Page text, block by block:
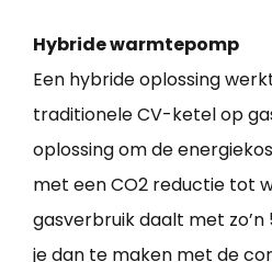
Hybride warmtepomp
Een hybride oplossing
traditionele CV-ketel op
oplossing om de
met een CO2 reductie tot
gasverbruik daalt met zo’n
je dan te maken met de